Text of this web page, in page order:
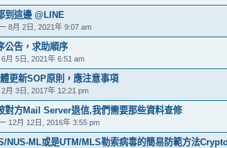
到這邊 @LINE
8月 2日, 2021年 9:07 am
公告，求助順序
月 5日, 2021年 6:51 am
更新SOP原則，應注意事項
月 3日, 2017年 12:21 pm
對方Mail Server退信,我們需要那些資料查修
12月 12日, 2016年 3:55 pm
NUS-ML或是UTM/MLS勒索病毒的簡易防範方法